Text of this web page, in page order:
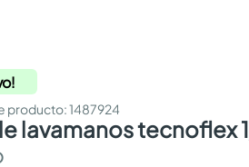
:1487924
lavamanos tecnoflex